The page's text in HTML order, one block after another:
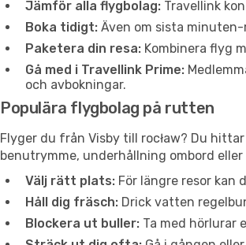
Jämför alla flygbolag: Travellink
Boka tidigt: Även om sista
Paketera din resa: Kombinera flyg
Gå med i Travellink Prime:
och avbokningar.
Populära flygbolag på rutten
Flyger du från Visby till rocław? Du
benutrymme, underhållning ombord
Välj rätt plats: För längre resor kan
Håll dig fräsch: Drick vatten
Blockera ut buller: Ta med hörlurar